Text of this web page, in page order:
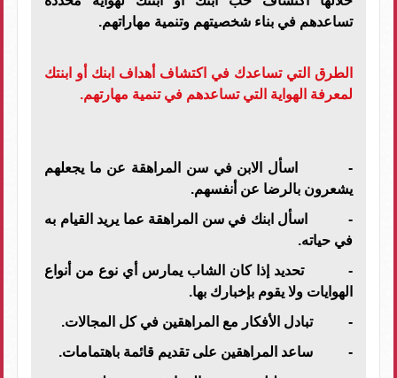
تساعدهم في بناء شخصيتهم وتنمية مهاراتهم.
الطرق التي تساعدك في اكتشاف أهداف ابنك أو ابنتك
لمعرفة الهواية التي تساعدهم في تنمية مهارتهم.
- اسأل الابن في سن المراهقة عن ما يجعلهم
يشعرون بالرضا عن أنفسهم.
- اسأل ابنك في سن المراهقة عما يريد القيام به
في حياته.
- تحديد إذا كان الشاب يمارس أي نوع من أنواع
الهوايات ولا يقوم بإخبارك بها.
- تبادل الأفكار مع المراهقين في كل المجالات.
- ساعد المراهقين على تقديم قائمة باهتمامات.